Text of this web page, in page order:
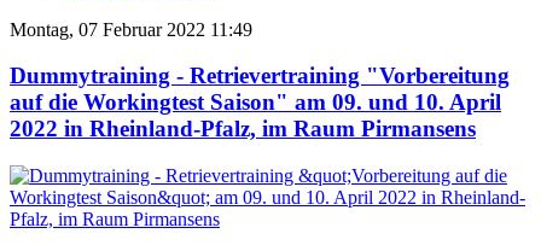
Montag, 07 Februar 2022 11:49
Dummytraining - Retrievertraining "Vorbereitung
auf die Workingtest Saison" am 09. und 10. April
2022 in Rheinland-Pfalz, im Raum Pirmansens